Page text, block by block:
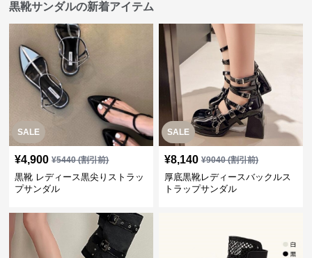
黒靴サンダルの新着アイテム
SALE
¥4,900 ¥5440(割引前)
黒靴 レディース黒尖りストラッ
プサンダル
SALE
¥8,140 ¥9040(割引前)
厚底黒靴レディースバックルス
トラップサンダル